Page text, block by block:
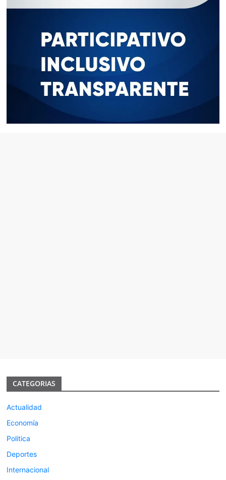
CATEGORIAS
Actualidad
Economía
Politica
Deportes
Internacional